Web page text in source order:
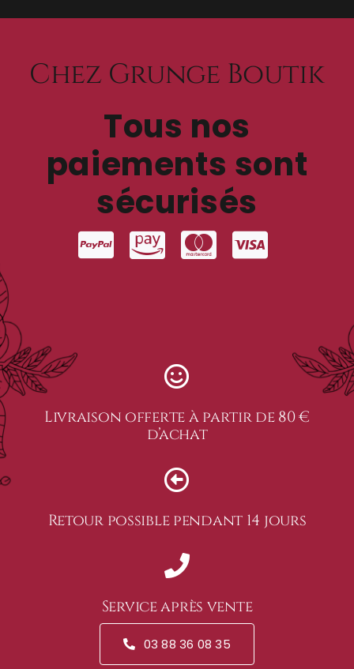
Chez Grunge Boutik
Tous nos
paiements sont
sécurisés
Livraison offerte à partir de 80 €
d’achat
Retour possible pendant 14 jours
Service après vente
03 88 36 08 35